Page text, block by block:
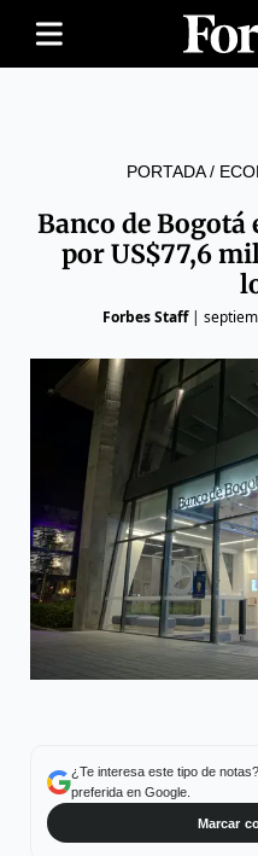
PORTADA/
Banco de
por US$77,6
Forbes Staff|
¿Te interesa este tipo de
preferida en Google.
Marcar